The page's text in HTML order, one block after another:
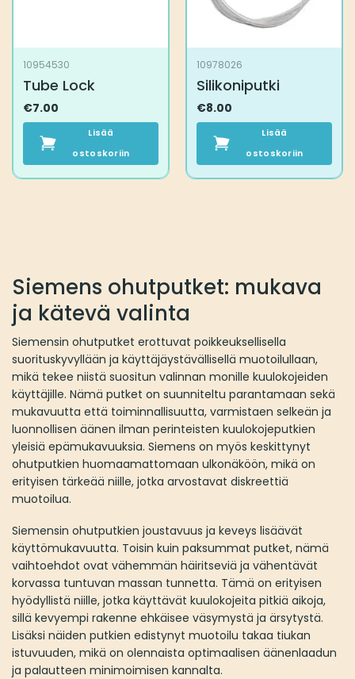
10954530
Tube Lock
€7.00
Lisää
ostoskoriin
10978026
Silikoniputki
€8.00
Lisää
ostoskoriin
Siemens ohutputket: mukava
ja kätevä valinta
Siemensin ohutputket erottuvat poikkeuksellisella
suorituskyvyllään ja käyttäjäystävällisellä muotoilullaan,
mikä tekee niistä suositun valinnan monille kuulokojeiden
käyttäjille. Nämä putket on suunniteltu parantamaan sekä
mukavuutta että toiminnallisuutta, varmistaen selkeän ja
luonnollisen äänen ilman perinteisten kuulokojeputkien
yleisiä epämukavuuksia. Siemens on myös keskittynyt
ohutputkien huomaamattomaan ulkonäköön, mikä on
erityisen tärkeää niille, jotka arvostavat diskreettiä
muotoilua.
Siemensin ohutputkien joustavuus ja keveys lisäävät
käyttömukavuutta. Toisin kuin paksummat putket, nämä
vaihtoehdot ovat vähemmän häiritseviä ja vähentävät
korvassa tuntuvan massan tunnetta. Tämä on erityisen
hyödyllistä niille, jotka käyttävät kuulokojeita pitkiä aikoja,
sillä kevyempi rakenne ehkäisee väsymystä ja ärsytystä.
Lisäksi näiden putkien edistynyt muotoilu takaa tiukan
istuvuuden, mikä on olennaista optimaalisen äänenlaadun
ja palautteen minimoimisen kannalta.